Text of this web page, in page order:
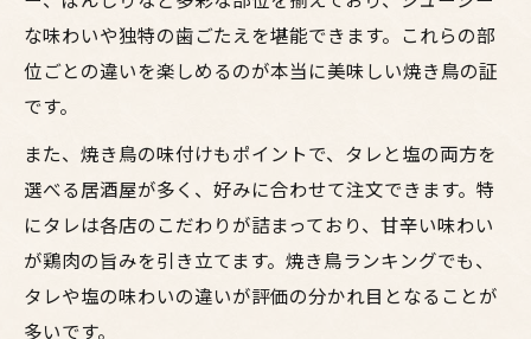
な味わいや独特の歯ごたえを堪能できます。これらの部
位ごとの違いを楽しめるのが本当に美味しい焼き鳥の証
です。
また、焼き鳥の味付けもポイントで、タレと塩の両方を
選べる居酒屋が多く、好みに合わせて注文できます。特
にタレは各店のこだわりが詰まっており、甘辛い味わい
が鶏肉の旨みを引き立てます。焼き鳥ランキングでも、
タレや塩の味わいの違いが評価の分かれ目となることが
多いです。